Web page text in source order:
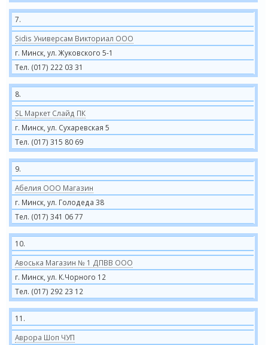
7.
Sidis Универсам Викториал ООО
г. Минск, ул. Жуковского 5-1
Тел. (017) 222 03 31
8.
SL Маркет Слайд ПК
г. Минск, ул. Сухаревская 5
Тел. (017) 315 80 69
9.
Абелия ООО Магазин
г. Минск, ул. Голодеда 38
Тел. (017) 341 06 77
10.
Авоська Магазин № 1 ДПВВ ООО
г. Минск, ул. К.Чорного 12
Тел. (017) 292 23 12
11.
Аврора Шоп ЧУП